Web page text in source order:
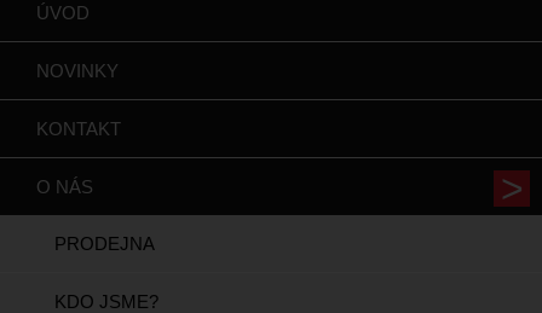
ÚVOD
NOVINKY
KONTAKT
O NÁS
PRODEJNA
KDO JSME?